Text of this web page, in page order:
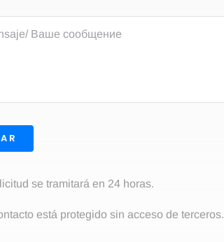
se tramitará en 24 horas.
está protegido sin acceso de terceros.